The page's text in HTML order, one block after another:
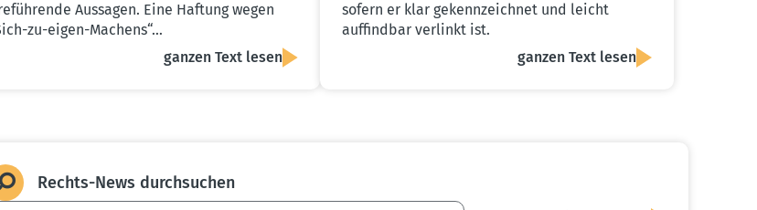
Aussagen. Eine Haftung wegen
zu-eigen-Machens“…
ganzen Text lesen
sofern er klar gekennzeichnet und leicht
auffindbar verlinkt ist.
ganzen Text lesen
Rechts-News durch­suchen